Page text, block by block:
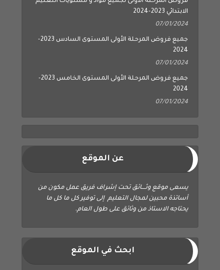
الابتدائي 2023-2024
07/01/2024
جميع فروض المرحلة الأولى المستوى السادس 2023-
2024
07/01/2024
جميع فروض المرحلة الأولى المستوى الخامس 2023-
2024
07/01/2024
عن الموقع
يسعى موقع وثــــائق تحت إشراف فريق عمل مكون من
أساتذة محبين لمجال التعليم إلى توفير كل ما كل ما
يحتاجه الاستاذ من وثائق على طول العام.
ابحث في الموقع